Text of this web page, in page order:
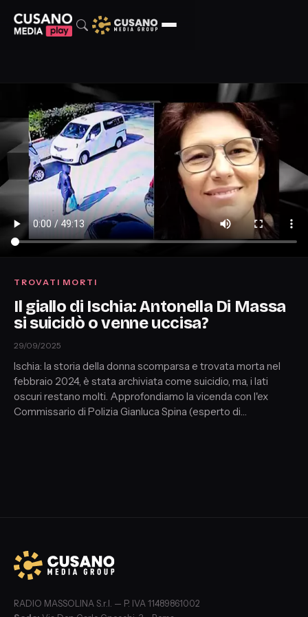
TROVATI MORTI
Il giallo di Ischia: Antonella Di Massa
si suicidò o venne uccisa?
29/09/2025
Ischia: la storia della donna scomparsa e trovata morta nel
febbraio 2024, è stata archiviata come suicidio, ma, i lati
oscuri restano molti. Approfondiamo la vicenda con l'ex
Commissario di Polizia Gianluca Spina (esperto di
RADIO MASSOLINA S.r.l. — P. IVA 11489861002